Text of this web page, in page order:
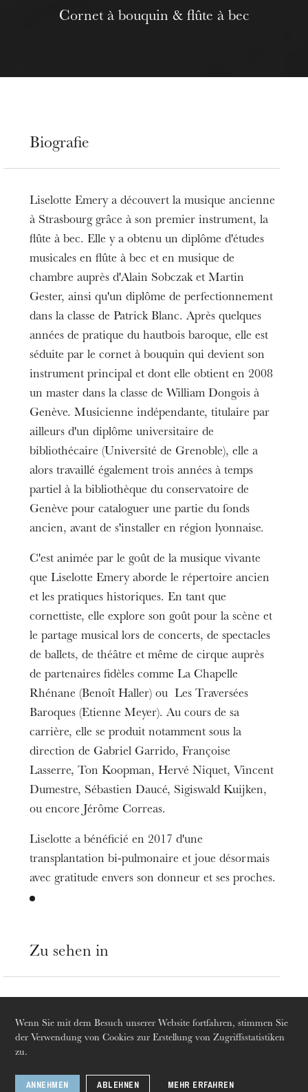
Wenn Sie mit dem Besuch unserer Website fortfahren, stimmen Sie
der Verwendung von Cookies zur Erstellung von Zugriffsstatistiken
zu.
ANNEHMEN ABLEHNEN MEHR ERFAHREN
Cornet à bouquin & flûte à bec
Biografie
Liselotte Emery a découvert la musique ancienne
à Strasbourg grâce à son premier instrument, la
flûte à bec. Elle y a obtenu un diplôme d'études
musicales en flûte à bec et en musique de
chambre auprès d'Alain Sobczak et Martin
Gester, ainsi qu'un diplôme de perfectionnement
dans la classe de Patrick Blanc. Après quelques
années de pratique du hautbois baroque, elle est
séduite par le cornet à bouquin qui devient son
instrument principal et dont elle obtient en 2008
un master dans la classe de William Dongois à
Genève. Musicienne indépendante, titulaire par
ailleurs d'un diplôme universitaire de
bibliothécaire (Université de Grenoble), elle a
alors travaillé également trois années à temps
partiel à la bibliothèque du conservatoire de
Genève pour cataloguer une partie du fonds
ancien, avant de s'installer en région lyonnaise.
C'est animée par le goût de la musique vivante
que Liselotte Emery aborde le répertoire ancien
et les pratiques historiques. En tant que
cornettiste, elle explore son goût pour la scène et
le partage musical lors de concerts, de spectacles
de ballets, de théâtre et même de cirque auprès
de partenaires fidèles comme La Chapelle
Rhénane (Benoît Haller) ou Les Traversées
Baroques (Etienne Meyer). Au cours de sa
carrière, elle se produit notamment sous la
direction de Gabriel Garrido, Françoise
Lasserre, Ton Koopman, Hervé Niquet, Vincent
Dumestre, Sébastien Daucé, Sigiswald Kuijken,
ou encore Jérôme Correas.
Liselotte a bénéficié en 2017 d'une
transplantation bi-pulmonaire et joue désormais
avec gratitude envers son donneur et ses proches.
Zu sehen in
18Dez. 2019 26Jan. 2020